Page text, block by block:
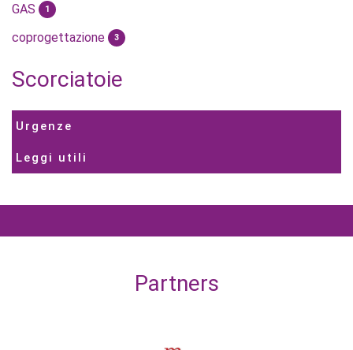
GAS 1
coprogettazione 3
Scorciatoie
Urgenze
Leggi utili
Partners